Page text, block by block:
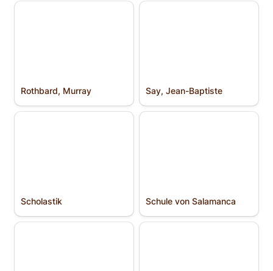
Rothbard, Murray
Rothbard, Murray
Say, Jean-Baptiste
Say, Jean-Baptiste
Scholastik
Scholastik
Schule von Salamanca
Schule von Salamanca
Schulze-Delitzsch,
Schumpeter, Joseph